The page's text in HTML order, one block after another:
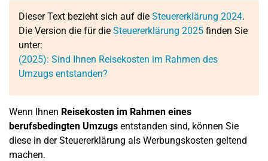
Dieser Text bezieht sich auf die Steuererklärung 2024.
Die Version die für die Steuererklärung 2025 finden Sie
unter:
(2025): Sind Ihnen Reisekosten im Rahmen des
Umzugs entstanden?
Wenn Ihnen Reisekosten im Rahmen eines
berufsbedingten Umzugs entstanden sind, können Sie
diese in der Steuererklärung als Werbungskosten geltend
machen.